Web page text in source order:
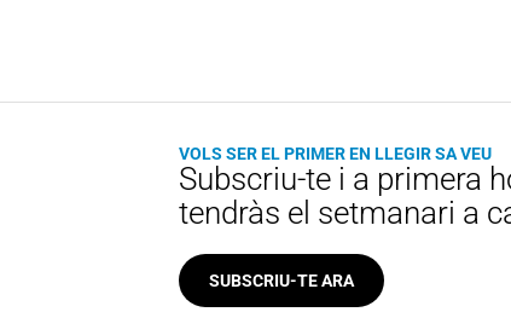
VOLS SER EL PRIMER EN LLEGIR SA VEU
Subscriu-te i a primera
tendràs el setmanari a
SUBSCRIU-TE ARA